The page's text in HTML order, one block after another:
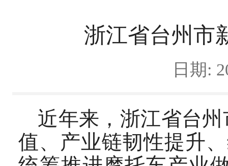
浙江省台州市
日期:
近年来，浙江省台
值、产业链韧性提升